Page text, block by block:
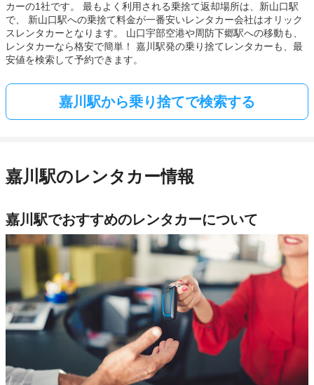
カーの1社です。 最もよく利用される乗捨て返却場所は、新山口駅
で、 新山口駅への乗捨て料金が一番安いレンタカー会社はオリック
スレンタカーとなります。 山口宇部空港や周防下郷駅への移動も、
レンタカーなら格安で簡単！ 嘉川駅発の乗り捨てレンタカーも、最
安値を検索して予約できます。
嘉川駅から乗り捨てで検索する
嘉川駅のレンタカー情報
嘉川駅でおすすめのレンタカーについて